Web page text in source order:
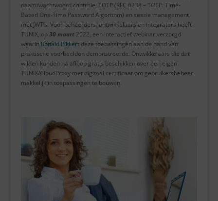
naam/wachtwoord controle, TOTP (RFC 6238 – TOTP: Time-
Based One-Time Password Algorithm) en sessie management
met JWT’s. Voor beheerders, ontwikkelaars en integrators heeft
TUNIX, op30 maart2022, een interactief webinar verzorgd
waarin Ronald Pikkertdeze toepassingen aan de hand van
praktische voorbeelden demonstreerde. Ontwikkelaars die dat
wilden konden na afloop gratis beschikken over een eigen
TUNIX/CloudProxy met digitaal certificaat om gebruikersbeheer
makkelijk in toepassingen te bouwen.